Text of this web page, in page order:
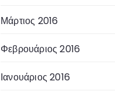
Μάρτιος 2016
Φεβρουάριος 2016
Ιανουάριος 2016